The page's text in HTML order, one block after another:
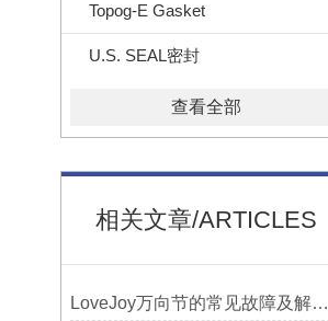
Topog-E Gasket
U.S. SEAL密封
查看全部
相关文章/ARTICLES
LoveJoy万向节的常见故障及解决方案